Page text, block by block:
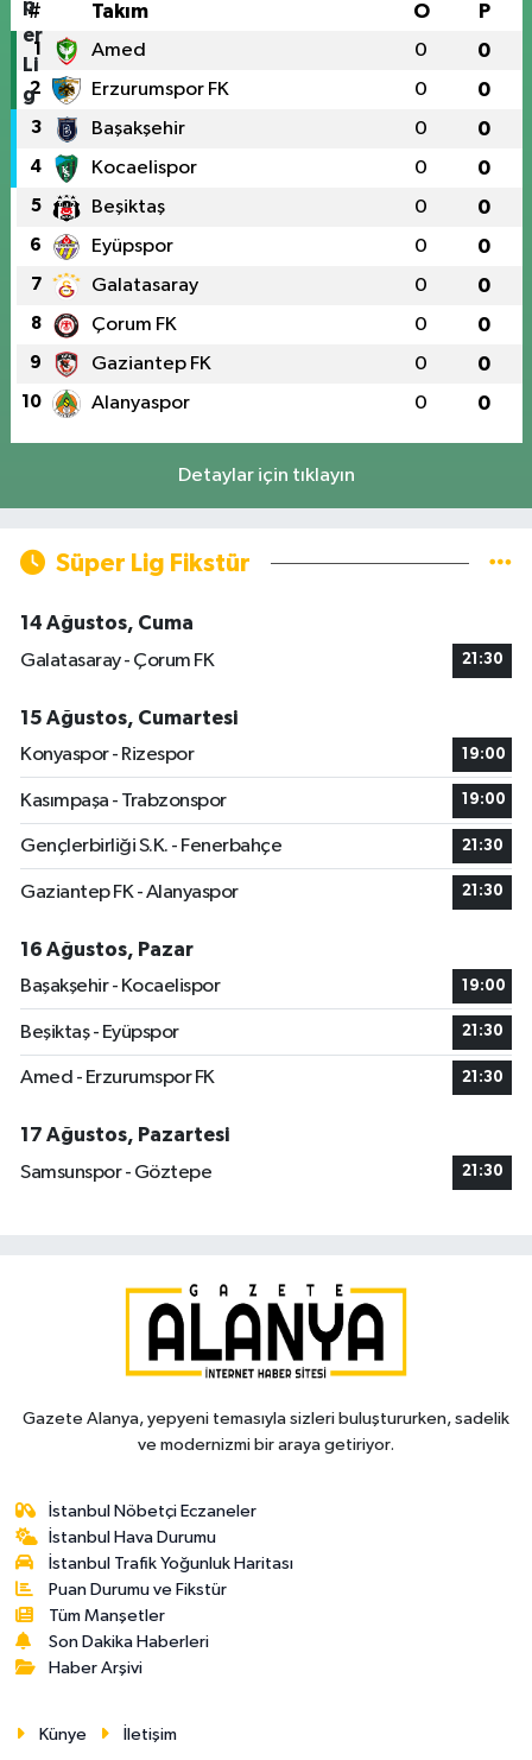
# Takım O P
1 Amed 0 0
2 Erzurumspor FK 0 0
3 Başakşehir 0 0
4 Kocaelispor 0 0
5 Beşiktaş 0 0
6 Eyüpspor 0 0
7 Galatasaray 0 0
8 Çorum FK 0 0
9 Gaziantep FK 0 0
10 Alanyaspor 0 0
Detaylar için tıklayın
Süper Lig Fikstür
14 Ağustos, Cuma
Galatasaray - Çorum FK
21:30
15 Ağustos, Cumartesi
Konyaspor - Rizespor
19:00
Kasımpaşa - Trabzonspor 19:00
Gençlerbirliği S.K. - Fenerbahçe 21:30
Gaziantep FK - Alanyaspor 21:30
16 Ağustos, Pazar
Başakşehir - Kocaelispor
19:00
Beşiktaş - Eyüpspor 21:30
Amed - Erzurumspor FK 21:30
17 Ağustos, Pazartesi
Samsunspor - Göztepe
21:30
Gazete Alanya, yepyeni temasıyla sizleri buluştururken, sadelik
ve modernizmi bir araya getiriyor.
İstanbul Nöbetçi Eczaneler
İstanbul Hava Durumu
İstanbul Trafik Yoğunluk Haritası
Puan Durumu ve Fikstür
Tüm Manşetler
Son Dakika Haberleri
Haber Arşivi
Künye İletişim